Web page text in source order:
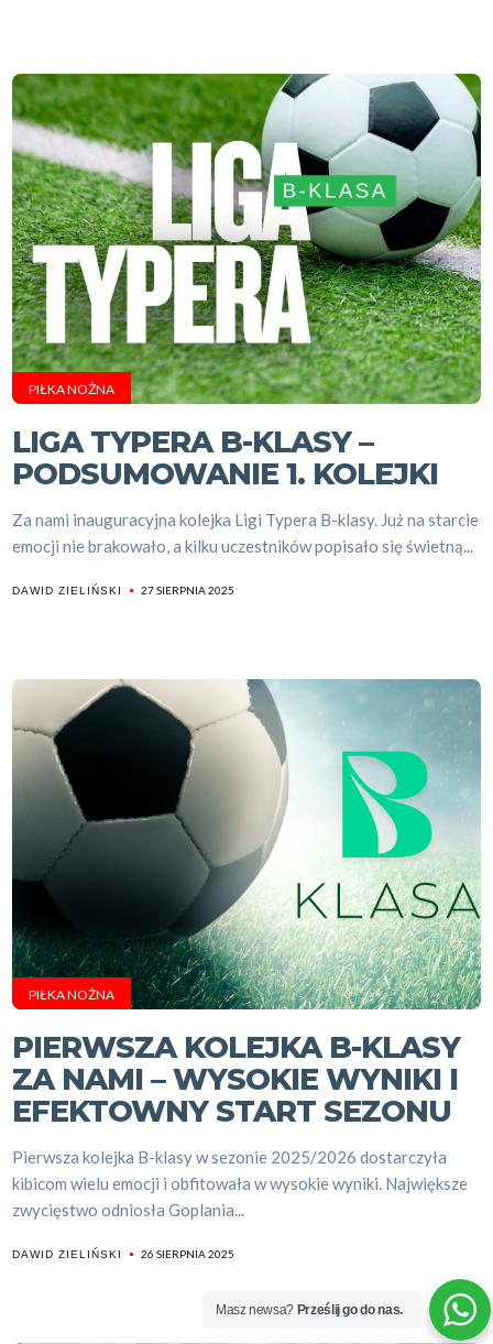
PIŁKA NOŻNA
LIGA TYPERA B-KLASY –
PODSUMOWANIE 1. KOLEJKI
Za nami inauguracyjna kolejka Ligi Typera B-klasy. Już na starcie
emocji nie brakowało, a kilku uczestników popisało się świetną...
DAWID ZIELIŃSKI 27 SIERPNIA 2025
PIŁKA NOŻNA
PIERWSZA KOLEJKA B-KLASY
ZA NAMI – WYSOKIE WYNIKI I
EFEKTOWNY START SEZONU
Pierwsza kolejka B-klasy w sezonie 2025/2026 dostarczyła
kibicom wielu emocji i obfitowała w wysokie wyniki. Największe
zwycięstwo odniosła Goplania...
DAWID ZIELIŃSKI 26 SIERPNIA 2025
Masz newsa? Prześlij go do nas.